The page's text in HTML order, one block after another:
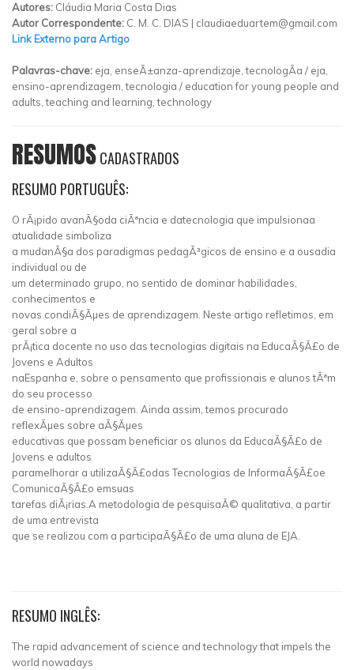
Autores: Cláudia Maria Costa Dias
Autor Correspondente: C. M. C. DIAS | claudiaeduartem@gmail.com
Link Externo para Artigo
Palavras-chave: eja, enseÃ±anza-aprendizaje, tecnologÃ­a / eja,
ensino-aprendizagem, tecnologia / education for young people and
adults, teaching and learning, technology
RESUMOSCADASTRADOS
RESUMO PORTUGUÊS:
O rÃ¡pido avanÃ§oda ciÃªncia e datecnologia que impulsionaa
atualidade simboliza
a mudanÃ§a dos paradigmas pedagÃ³gicos de ensino e a ousadia
individual ou de
um determinado grupo, no sentido de dominar habilidades,
conhecimentos e
novas condiÃ§Ãµes de aprendizagem. Neste artigo refletimos, em
geral sobre a
prÃ¡tica docente no uso das tecnologias digitais na EducaÃ§Ã£o de
Jovens e Adultos
naEspanha e, sobre o pensamento que profissionais e alunos tÃªm
do seu processo
de ensino-aprendizagem. Ainda assim, temos procurado
reflexÃµes sobre aÃ§Ãµes
educativas que possam beneficiar os alunos da EducaÃ§Ã£o de
Jovens e adultos
paramelhorar a utilizaÃ§Ã£odas Tecnologias de InformaÃ§Ã£oe
ComunicaÃ§Ã£o emsuas
tarefas diÃ¡rias.A metodologia de pesquisaÃ© qualitativa, a partir
de uma entrevista
que se realizou com a participaÃ§Ã£o de uma aluna de EJA.
RESUMO INGLÊS:
The rapid advancement of science and technology that impels the
world nowadays